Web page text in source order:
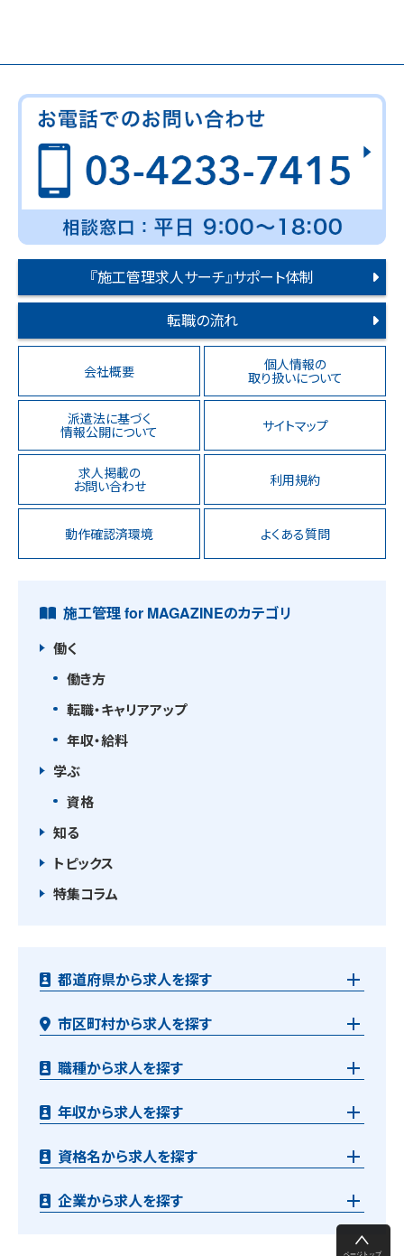
『施工管理求人サーチ』サポート体制
転職の流れ
会社概要 個人情報の
取り扱いについて
派遣法に基づく
情報公開について サイトマップ
求人掲載の
お問い合わせ 利用規約
動作確認済環境 よくある質問
施工管理 for MAGAZINEのカテゴリ
働く
働き方
転職・キャリアアップ
年収・給料
学ぶ
資格
知る
トピックス
特集コラム
都道府県から求人を探す
市区町村から求人を探す
職種から求人を探す
年収から求人を探す
資格名から求人を探す
企業から求人を探す